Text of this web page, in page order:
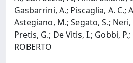
Gasbarrini, A.; Piscaglia, A. C.;
Astegiano, M.; Segato, S.;
Pretis, G.; De Vitis, I.; Gobbi,
ROBERTO